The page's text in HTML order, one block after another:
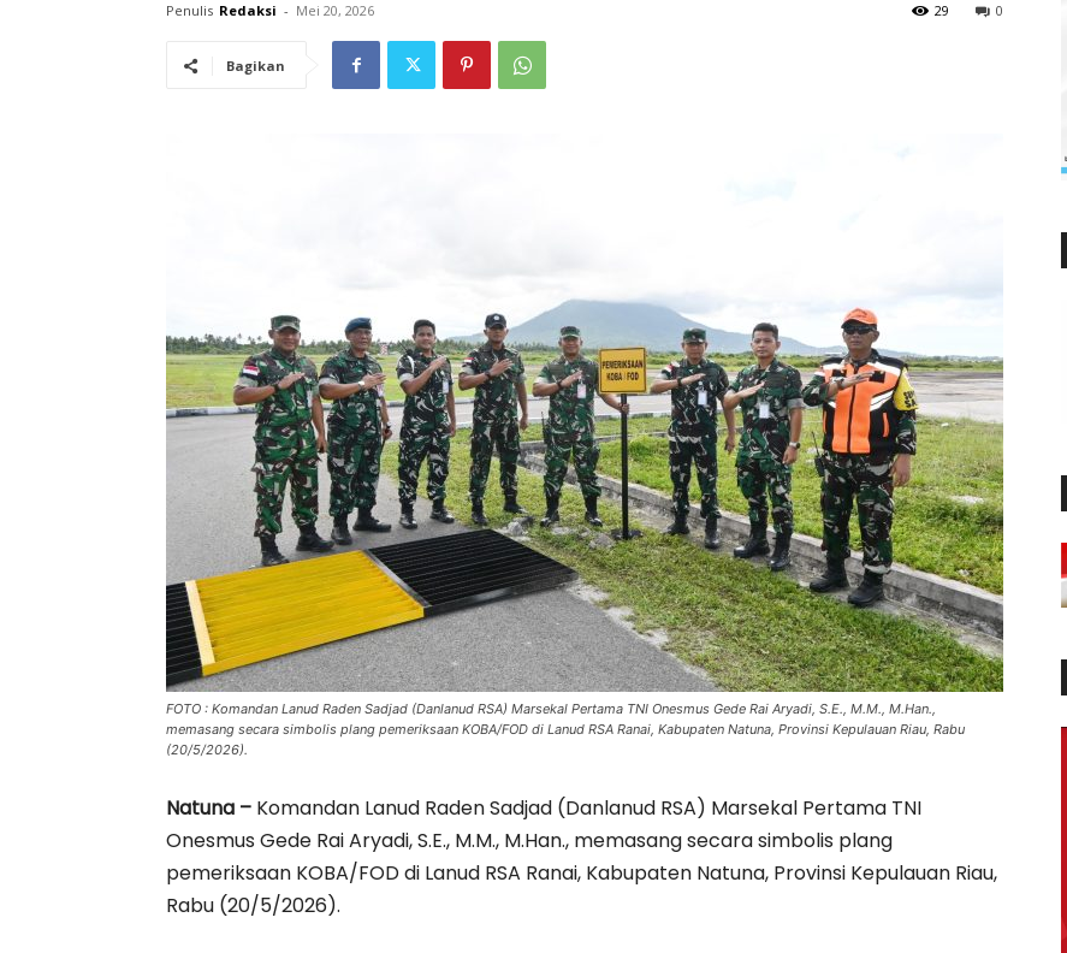
Penulis Redaksi - Mei 20, 2026 0
29
Bagikan
FOTO : Komandan Lanud Raden Sadjad (Danlanud RSA) Marsekal Pertama TNI Onesmus Gede Rai Aryadi, S.E., M.M., M.Han.,
memasang secara simbolis plang pemeriksaan KOBA/FOD di Lanud RSA Ranai, Kabupaten Natuna, Provinsi Kepulauan Riau, Rabu
(20/5/2026).
Natuna – Komandan Lanud Raden Sadjad (Danlanud RSA) Marsekal Pertama TNI
Onesmus Gede Rai Aryadi, S.E., M.M., M.Han., memasang secara simbolis plang
pemeriksaan KOBA/FOD di Lanud RSA Ranai, Kabupaten Natuna, Provinsi Kepulauan Riau,
Rabu (20/5/2026).